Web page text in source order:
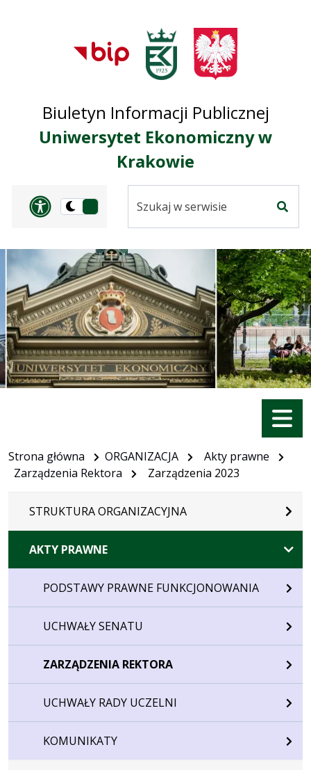
Przejdź do
głównego menu
Przejdź do treści
Przejdź do mapy
serwisu
Biuletyn Informacji Publicznej
Uniwersytet Ekonomiczny w
Krakowie
Panel dostosowania
Przełącz
ciemną
serwisie
Menu
Strona główna ORGANIZACJA
Akty prawne
Zarządzenia Rektora
Zarządzenia 2023
STRUKTURA ORGANIZACYJNA
AKTY PRAWNE
PODSTAWY PRAWNE FUNKCJONOWANIA
UCHWAŁY SENATU
ZARZĄDZENIA REKTORA
UCHWAŁY RADY UCZELNI
KOMUNIKATY